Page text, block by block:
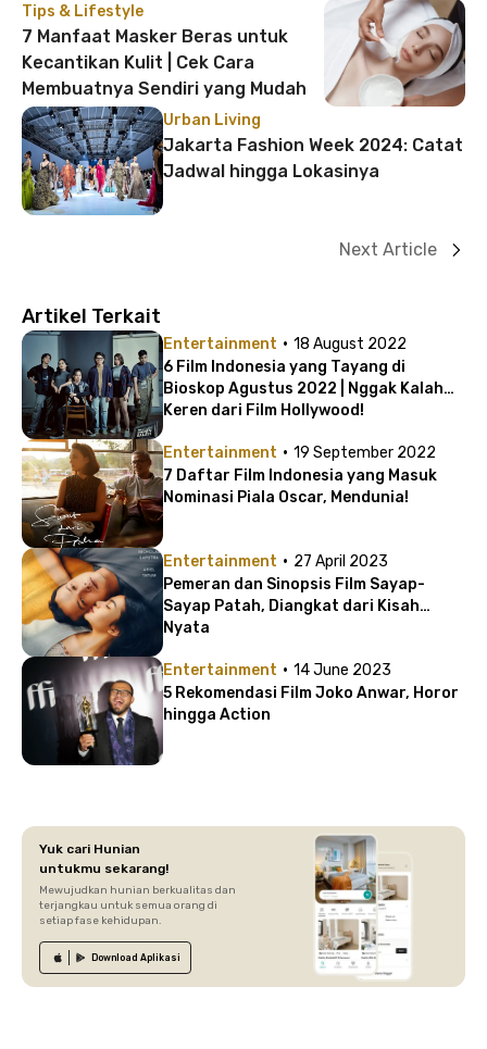
Tips & Lifestyle
7 Manfaat Masker Beras untuk
Kecantikan Kulit | Cek Cara
Membuatnya Sendiri yang Mudah
Urban Living
Jakarta Fashion Week 2024: Catat
Jadwal hingga Lokasinya
Next Article
Artikel Terkait
Entertainment · 18 August 2022
6 Film Indonesia yang Tayang di
Bioskop Agustus 2022 | Nggak Kalah
Keren dari Film Hollywood!
Entertainment · 19 September 2022
7 Daftar Film Indonesia yang Masuk
Nominasi Piala Oscar, Mendunia!
Entertainment · 27 April 2023
Pemeran dan Sinopsis Film Sayap-
Sayap Patah, Diangkat dari Kisah
Nyata
Entertainment · 14 June 2023
5 Rekomendasi Film Joko Anwar, Horor
hingga Action
Yuk cari Hunian
untukmu sekarang!
Mewujudkan hunian berkualitas dan
terjangkau untuk semua orang di
setiap fase kehidupan.
Download Aplikasi